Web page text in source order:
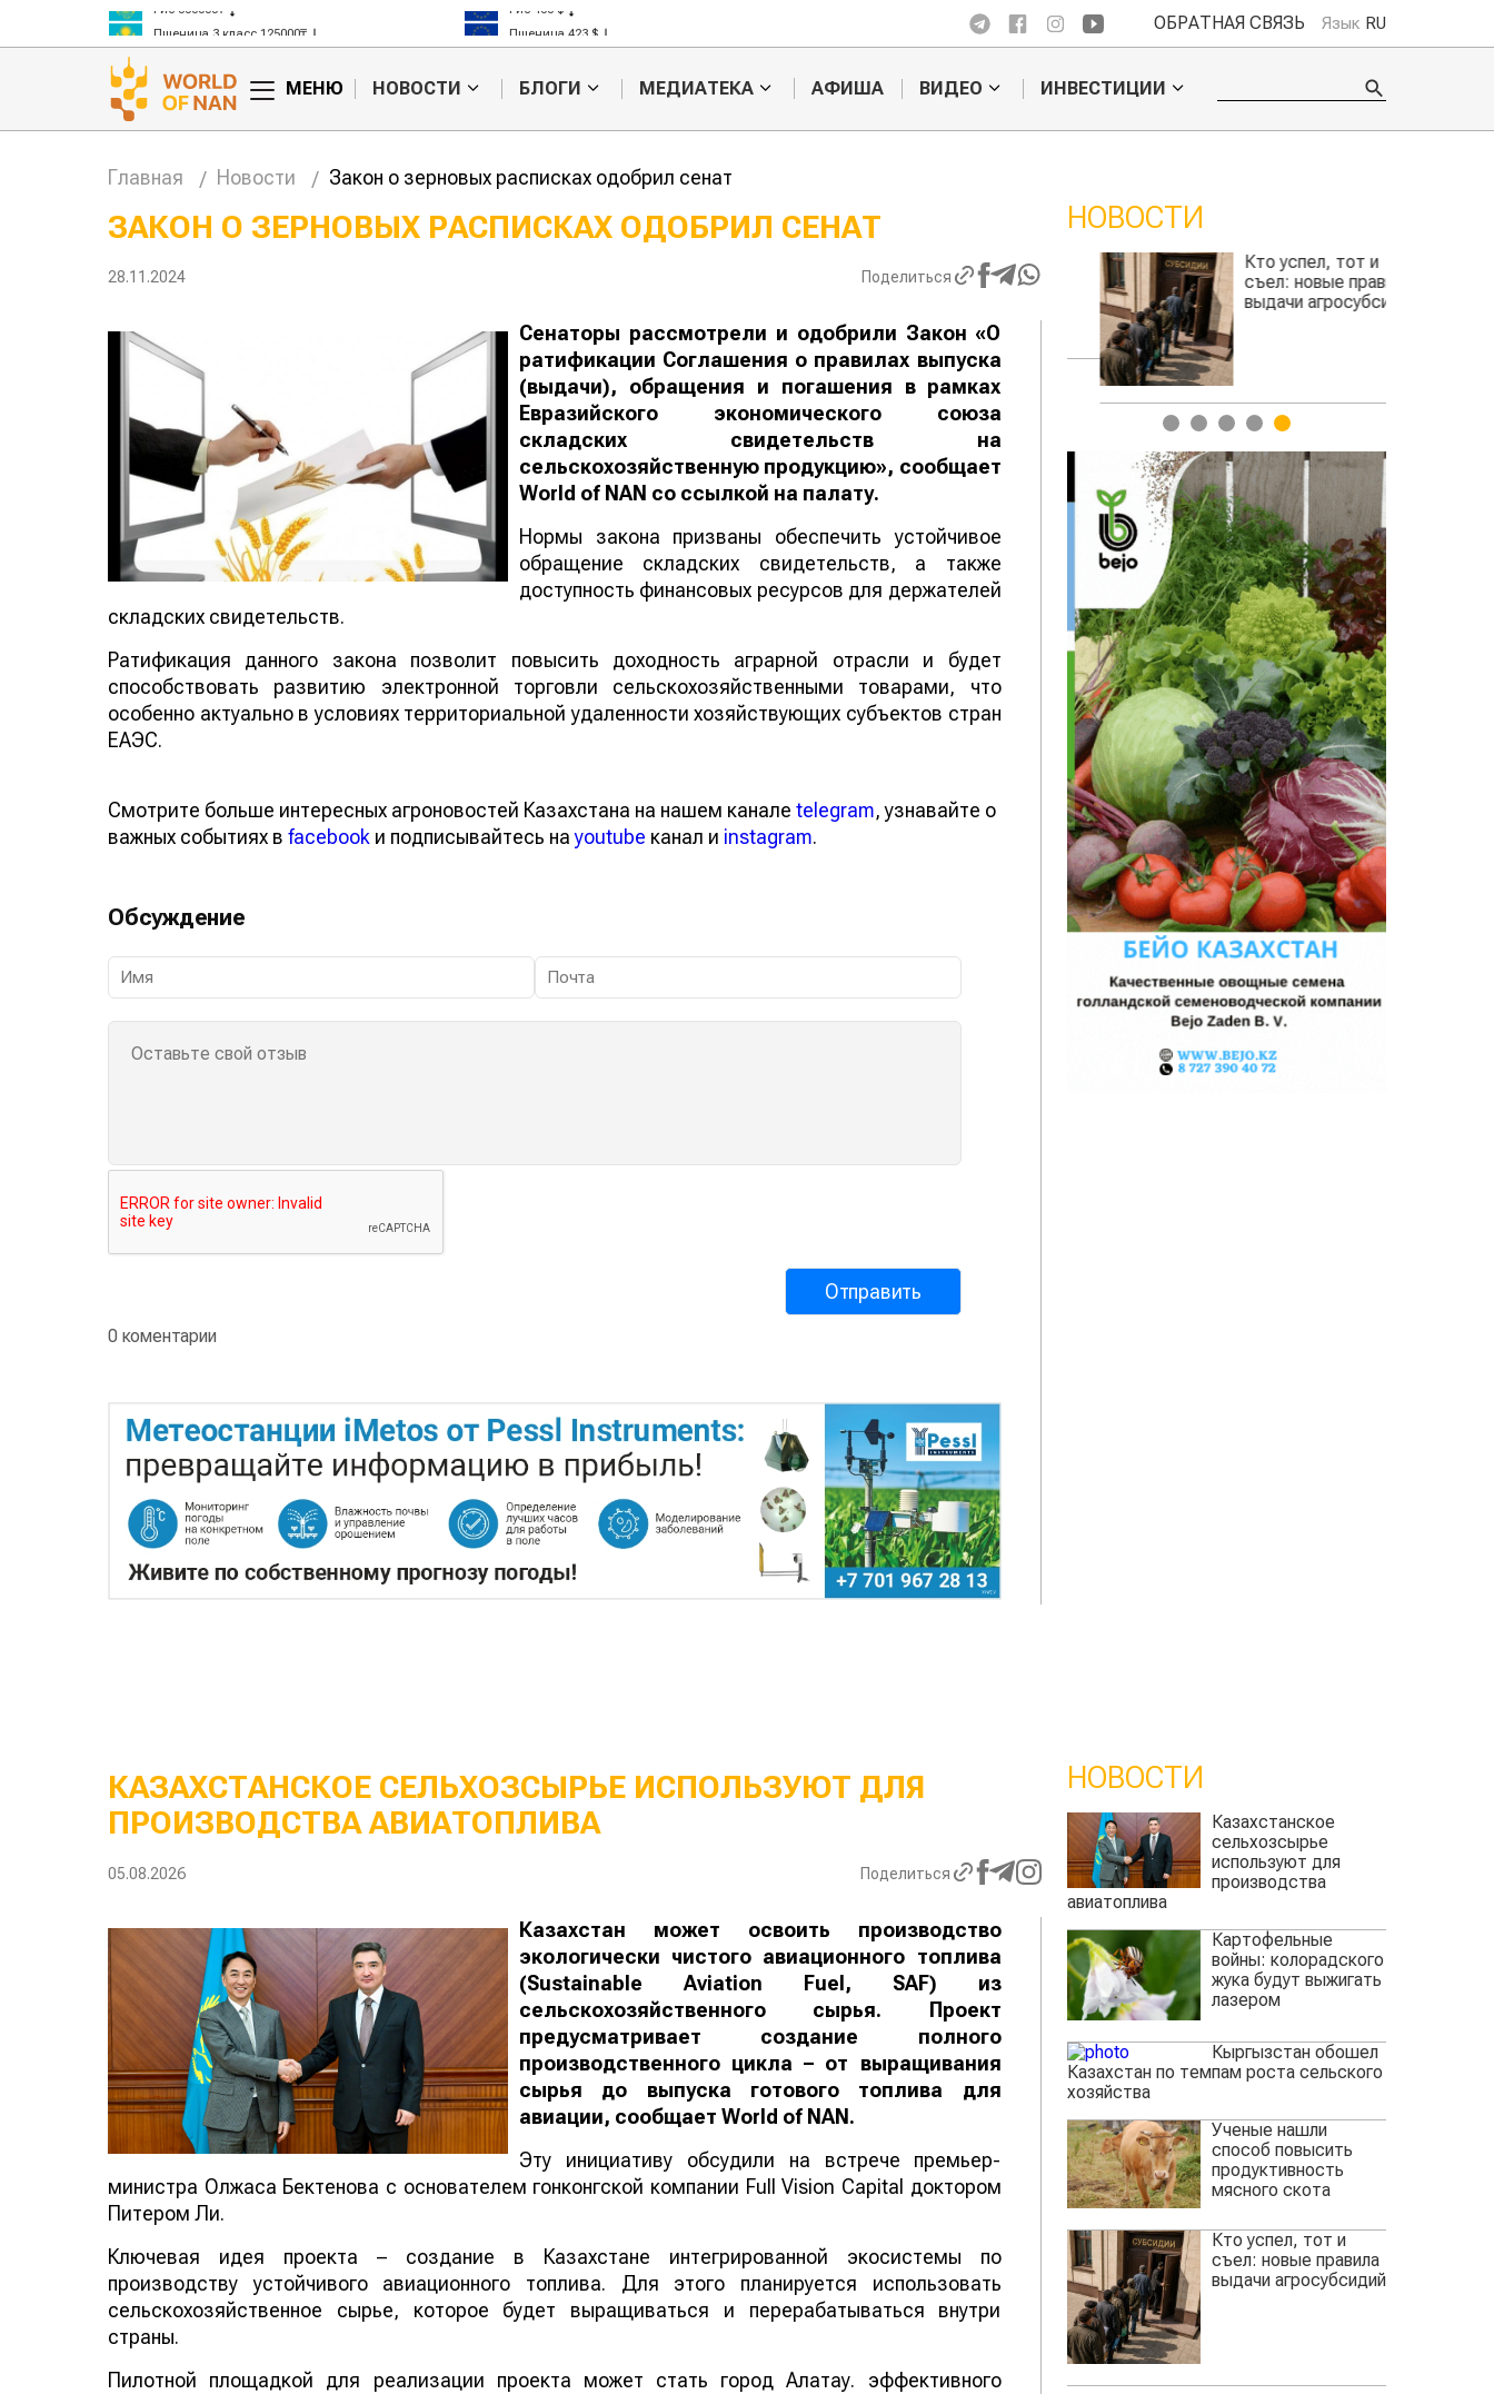
Пшеница 3 класс 125000₸
Пшеница 423 $
ОБРАТНАЯ СВЯЗЬ Язык RU
МЕНЮ НОВОСТИ БЛОГИ МЕДИАТЕКА АФИША ВИДЕО ИНВЕСТИЦИИ
Главная Новости Закон о зерновых расписках одобрил сенат
ЗАКОН О ЗЕРНОВЫХ РАСПИСКАХ ОДОБРИЛ СЕНАТ
28.11.2024 Поделиться
Сенаторы рассмотрели и одобрили Закон «О
ратификации Соглашения о правилах выпуска
(выдачи), обращения и погашения в рамках
Евразийского экономического союза
складских свидетельств на
сельскохозяйственную продукцию», сообщает
World of NAN со ссылкой на палату.
Нормы закона призваны обеспечить устойчивое
обращение складских свидетельств, а также
доступность финансовых ресурсов для держателей
складских свидетельств.
Ратификация данного закона позволит повысить доходность аграрной отрасли и будет
способствовать развитию электронной торговли сельскохозяйственными товарами, что
особенно актуально в условиях территориальной удаленности хозяйствующих субъектов стран
ЕАЭС.
Смотрите больше интересных агроновостей Казахстана на нашем канале telegram, узнавайте о
важных событиях в facebook и подписывайтесь наyoutube канал и instagram.
Обсуждение
0 коментарии
НОВОСТИ
Ученые нашли
способ повысить
мясного скота
Кто успел, тот и
съел: новые правила
выдачи агросубсидий
1 2 3 4 5
КАЗАХСТАНСКОЕ СЕЛЬХОЗСЫРЬЕ ИСПОЛЬЗУЮТ ДЛЯ
ПРОИЗВОДСТВА АВИАТОПЛИВА
05.08.2026 Поделиться
Казахстан может освоить производство
экологически чистого авиационного топлива
(Sustainable Aviation Fuel, SAF) из
сельскохозяйственного сырья. Проект
предусматривает создание полного
производственного цикла – от выращивания
сырья до выпуска готового топлива для
авиации, сообщает World of NAN .
Эту инициативу обсудили на встрече премьер-
министра Олжаса Бектенова с основателем гонконгской компании Full Vision Capital доктором
Питером Ли.
Ключевая идея проекта – создание в Казахстане интегрированной экосистемы по
производству устойчивого авиационного топлива. Для этого планируется использовать
сельскохозяйственное сырье, которое будет выращиваться и перерабатываться внутри
страны.
Пилотной площадкой для реализации проекта может стать город Алатау. эффективного
НОВОСТИ
Казахстанское
сельхозсырье
используют для
производства
авиатоплива
Картофельные
войны: колорадского
жука будут выжигать
лазером
Кыргызстан обошел
Казахстан по темпам роста сельского
хозяйства
Ученые нашли
способ повысить
продуктивность
мясного скота
Кто успел, тот и
съел: новые правила
выдачи агросубсидий